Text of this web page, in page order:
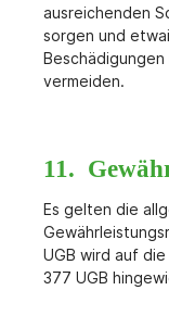
ausreichenden
sorgen und
vermeiden.
11.
Es gelten die
UGB wird auf
377 UGB